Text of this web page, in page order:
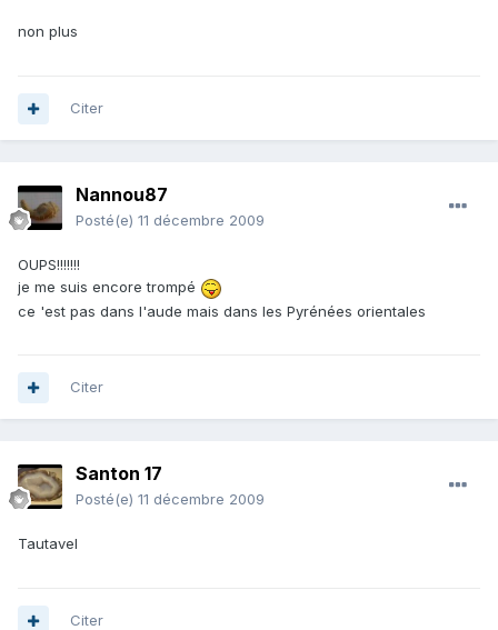
non plus
Citer
Nannou87
Posté(e) 11 décembre 2009
OUPS!!!!!!!
je me suis encore trompé
ce 'est pas dans l'aude mais dans les Pyrénées orientales
Citer
Santon 17
Posté(e) 11 décembre 2009
Tautavel
Citer